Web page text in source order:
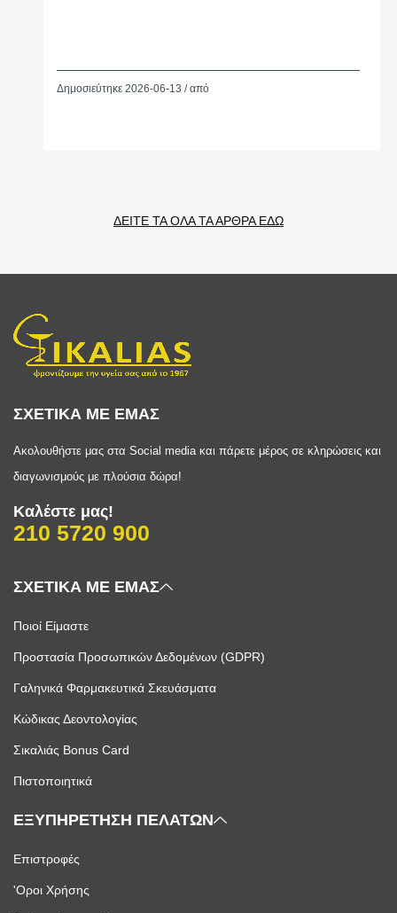
Δημοσιεύτηκε 2026-06-13 / από
ΔΕΙΤΕ ΤΑ ΟΛΑ ΤΑ ΑΡΘΡΑ ΕΔΩ
ΣΧΕΤΙΚΑ ΜΕ ΕΜΑΣ
Ακολουθήστε μας στα Social media και πάρετε μέρος σε κληρώσεις και
διαγωνισμούς με πλούσια δώρα!
Καλέστε μας!
210 5720 900
ΣΧΕΤΙΚΑ ΜΕ ΕΜΑΣ
Ποιοί Είμαστε
Προστασία Προσωπικών Δεδομένων (GDPR)
Γαληνικά Φαρμακευτικά Σκευάσματα
Κώδικας Δεοντολογίας
Σικαλιάς Bonus Card
Πιστοποιητικά
ΕΞΥΠΗΡΕΤΗΣΗ ΠΕΛΑΤΩΝ
Επιστροφές
'Οροι Χρήσης